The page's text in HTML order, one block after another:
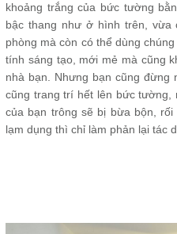
khoảng trắng của bức tường
bậc thang như ở hình trên, vừa
phòng mà còn có thể dùng
tính sáng tạo, mới mẻ mà cũng
nhà bạn. Nhưng bạn cũng đừng
cũng trang trí hết lên bức tường,
của bạn trông sẽ bị bừa bộn,
lạm dụng thì chỉ làm phản lại tác